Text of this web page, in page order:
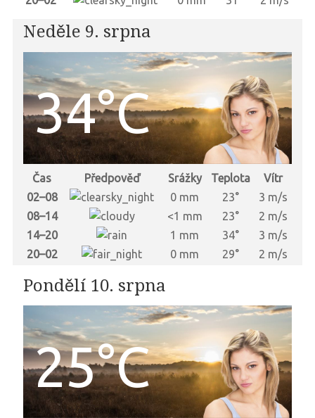
Neděle 9. srpna
34°C
Čas Předpověď Srážky Teplota
Vítr
02–08
0 mm 23°
3 m/s
08–14
<1 mm 23°
2 m/s
14–20
1 mm 34°
3 m/s
20–02
0 mm 29° 2 m/s
Pondělí 10. srpna
25°C